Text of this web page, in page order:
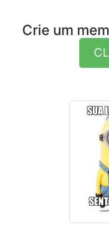
Crie um